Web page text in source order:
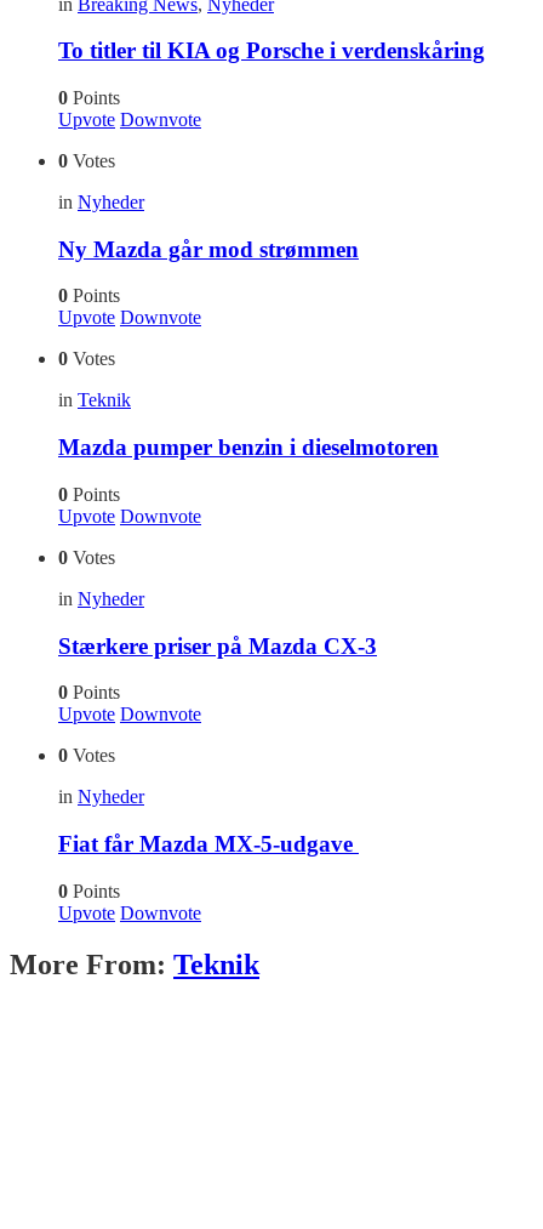
To titler til KIA og Porsche i verdenskåring
0 Points
Upvote Downvote
0 Votes
in Nyheder
Ny Mazda går mod strømmen
0 Points
Upvote Downvote
0 Votes
in Teknik
Mazda pumper benzin i dieselmotoren
0 Points
Upvote Downvote
0 Votes
in Nyheder
Stærkere priser på Mazda CX-3
0 Points
Upvote Downvote
0 Votes
in Nyheder
Fiat får Mazda MX-5-udgave
0 Points
Upvote Downvote
More From: Teknik